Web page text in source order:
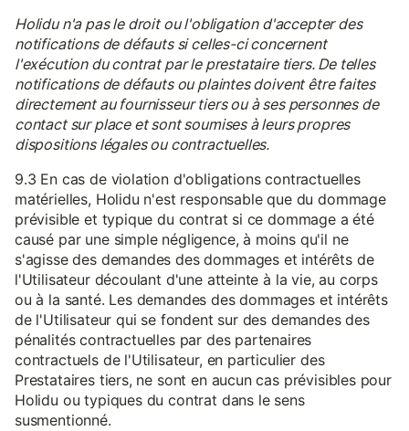
Holidu n'a pas le droit ou l'obligation d'accepter des
notifications de défauts si celles-ci concernent
l'exécution du contrat par le prestataire tiers. De telles
notifications de défauts ou plaintes doivent être faites
directement au fournisseur tiers ou à ses personnes de
contact sur place et sont soumises à leurs propres
dispositions légales ou contractuelles.
9.3 En cas de violation d'obligations contractuelles
matérielles, Holidu n'est responsable que du dommage
prévisible et typique du contrat si ce dommage a été
causé par une simple négligence, à moins qu'il ne
s'agisse des demandes des dommages et intérêts de
l'Utilisateur découlant d'une atteinte à la vie, au corps
ou à la santé. Les demandes des dommages et intérêts
de l'Utilisateur qui se fondent sur des demandes des
pénalités contractuelles par des partenaires
contractuels de l'Utilisateur, en particulier des
Prestataires tiers, ne sont en aucun cas prévisibles pour
Holidu ou typiques du contrat dans le sens
susmentionné.